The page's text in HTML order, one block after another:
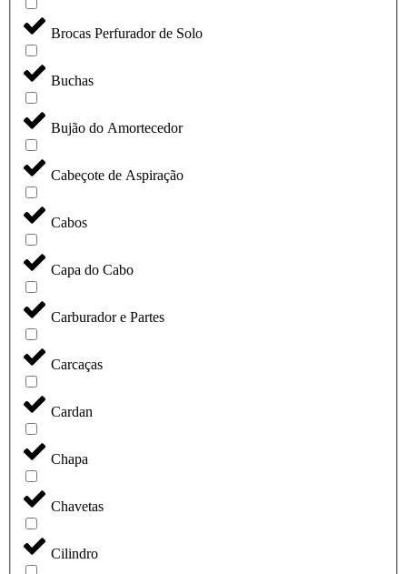
Brocas Perfurador de Solo
Buchas
Bujão do Amortecedor
Cabeçote de Aspiração
Cabos
Capa do Cabo
Carburador e Partes
Carcaças
Cardan
Chapa
Chavetas
Cilindro